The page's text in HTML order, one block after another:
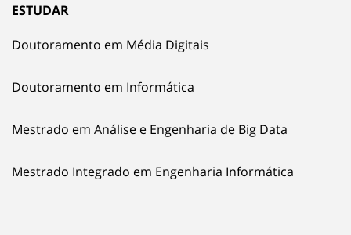
ESTUDAR
Doutoramento em Média Digitais
Doutoramento em Informática
Mestrado em Análise e Engenharia de Big Data
Mestrado Integrado em Engenharia Informática